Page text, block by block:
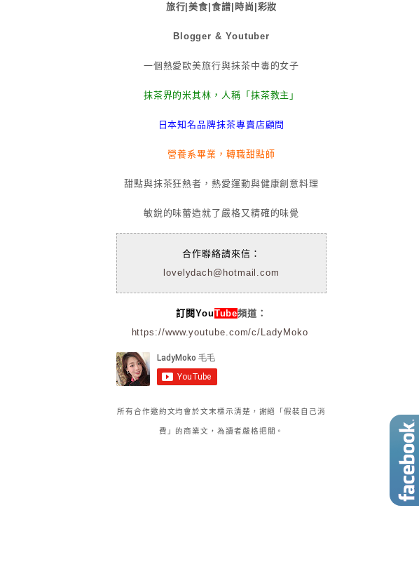
旅行|美食|食譜|時尚|彩妝
Blogger & Youtuber
一個熱愛歐美旅行與抹茶中毒的女子
抹茶界的米其林，人稱「抹茶教主」
日本知名品牌抹茶專賣店顧問
營養系畢業，轉職甜點師
甜點與抹茶狂熱者，熱愛運動與健康創意料理
敏銳的味蕾造就了嚴格又精確的味覺
合作聯絡請來信：
lovelydach@hotmail.com
訂閱YouTube頻道：
https://www.youtube.com/c/LadyMoko
所有合作邀約文均會於文末標示清楚，謝絕「假裝自己消
費」的商業文，為讀者嚴格把關。